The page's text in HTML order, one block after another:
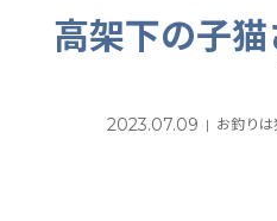
高架下の子
2023.07.09 お釣り